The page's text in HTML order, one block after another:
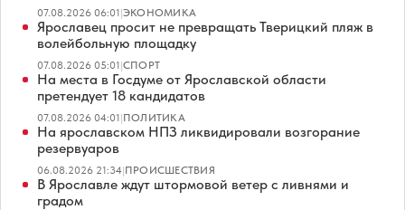
07.08.2026 06:01|ЭКОНОМИКА
Ярославец просит не превращать Тверицкий пляж в
волейбольную площадку
07.08.2026 05:01|СПОРТ
На места в Госдуме от Ярославской области
претендует 18 кандидатов
07.08.2026 04:01|ПОЛИТИКА
На ярославском НПЗ ликвидировали возгорание
резервуаров
06.08.2026 21:34|ПРОИСШЕСТВИЯ
В Ярославле ждут штормовой ветер с ливнями и
градом